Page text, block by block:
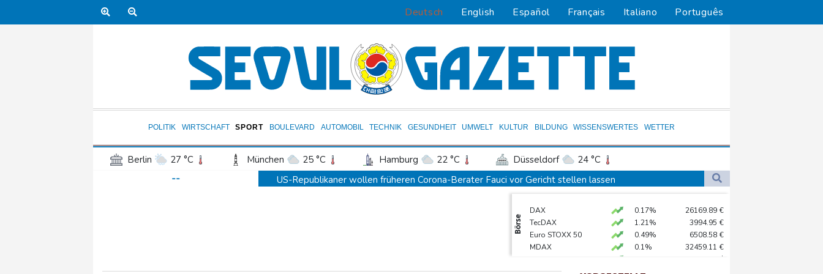
Deutsch English Español Français Italiano Português
POLITIK WIRTSCHAFT SPORT BOULEVARD AUTOMOBIL TECHNIK GESUNDHEIT UMWELT KULTUR BILDUNG WISSENSWERTES WETTER
Berlin 27 °C München 25 °C Hamburg 22 °C Düsseldorf
24 °C
Frankfurt am Main
Potsdam 27 °C Leipzig 30 °C Dortmund
Bremen
Wien
--
US-Republikaner wollen früheren Corona-Berater Fauci vor Gericht stellen lassen
Böden in Deutschland ähnlich trocken wie in Dürrejahren 2018 und 2022
Mutter mit 71 Stichen getötet und Leiche zerstückelt: Mann muss in Psychiatrie
Nach Ausweisung von Journalistin: Russland wirft Frankreich "politische Verfolgung" vor
Börse
DAX 0.17% 26169.89 €
TecDAX
1.21% 3994.95 €
Euro STOXX 50
0.49% 6508.58 €
MDAX
0.1% 32459.11 €
$
SDAX
0.2%